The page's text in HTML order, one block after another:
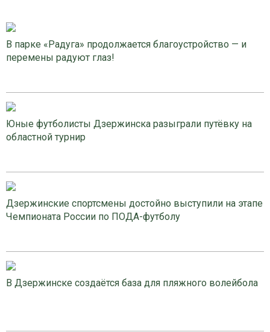
В парке «Радуга» продолжается благоустройство — и
перемены радуют глаз!
Юные футболисты Дзержинска разыграли путёвку на
областной турнир
Дзержинские спортсмены достойно выступили на этапе
Чемпионата России по ПОДА-футболу
В Дзержинске создаётся база для пляжного волейбола